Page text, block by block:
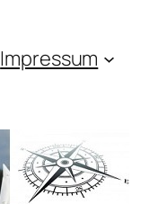
Impressum